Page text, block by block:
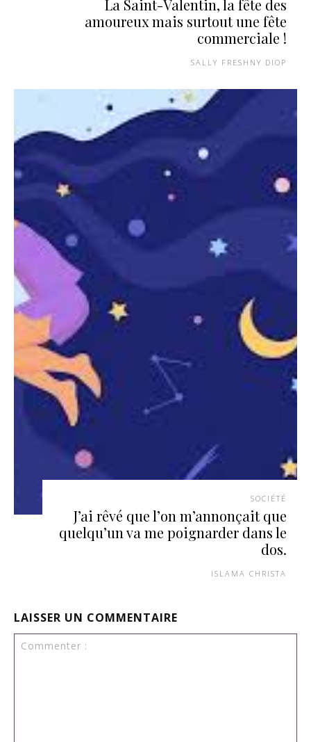
La Saint-Valentin, la fête des
amoureux mais surtout une fête
commerciale !
SALLY FRESHNY DIOP
SOCIÉTÉ
J’ai rêvé que l’on m’annonçait que
quelqu’un va me poignarder dans le
dos.
ISLAMA CHRISTA
LAISSER UN COMMENTAIRE